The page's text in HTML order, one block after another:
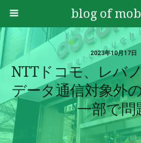
blog of
2023年10月17日
NTTドコモ、レバ
データ通信対象外
一部で問